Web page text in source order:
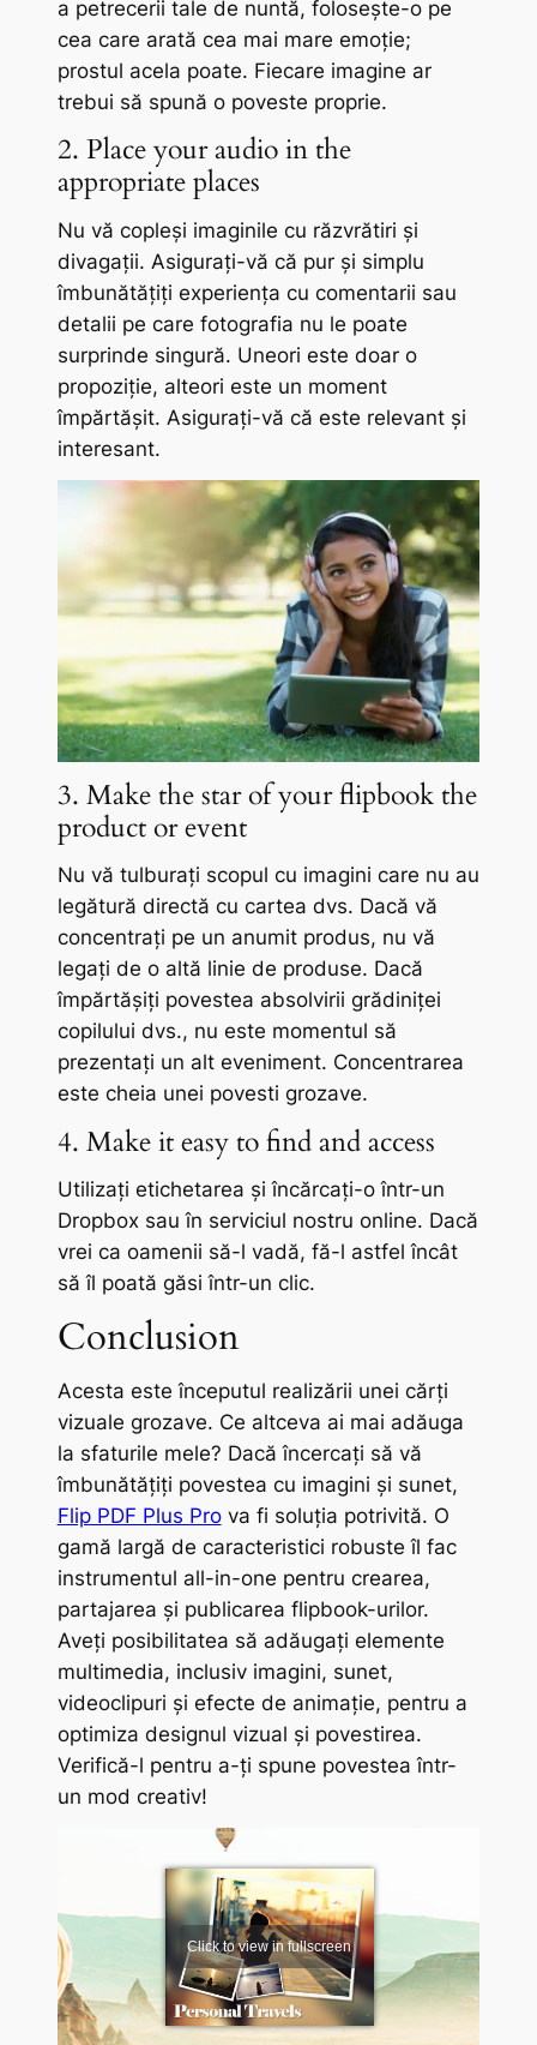
a petrecerii tale de nuntă, folosește-o pe
cea care arată cea mai mare emoție;
prostul acela poate. Fiecare imagine ar
trebui să spună o poveste proprie.
2. Place your audio in the
appropriate places
Nu vă copleși imaginile cu răzvrătiri și
divagații. Asigurați-vă că pur și simplu
îmbunătățiți experiența cu comentarii sau
detalii pe care fotografia nu le poate
surprinde singură. Uneori este doar o
propoziție, alteori este un moment
împărtășit. Asigurați-vă că este relevant și
interesant.
3. Make the star of your flipbook the
product or event
Nu vă tulburați scopul cu imagini care nu au
legătură directă cu cartea dvs. Dacă vă
concentrați pe un anumit produs, nu vă
legați de o altă linie de produse. Dacă
împărtășiți povestea absolvirii grădiniței
copilului dvs., nu este momentul să
prezentați un alt eveniment. Concentrarea
este cheia unei povesti grozave.
4. Make it easy to find and access
Utilizați etichetarea și încărcați-o într-un
Dropbox sau în serviciul nostru online. Dacă
vrei ca oamenii să-l vadă, fă-l astfel încât
să îl poată găsi într-un clic.
Conclusion
Acesta este începutul realizării unei cărți
vizuale grozave. Ce altceva ai mai adăuga
la sfaturile mele? Dacă încercați să vă
îmbunătățiți povestea cu imagini și sunet,
Flip PDF Plus Prova fi soluția potrivită. O
gamă largă de caracteristici robuste îl fac
instrumentul all-in-one pentru crearea,
partajarea și publicarea flipbook-urilor.
Aveți posibilitatea să adăugați elemente
multimedia, inclusiv imagini, sunet,
videoclipuri și efecte de animație, pentru a
optimiza designul vizual și povestirea.
Verifică-l pentru a-ți spune povestea într-
un mod creativ!